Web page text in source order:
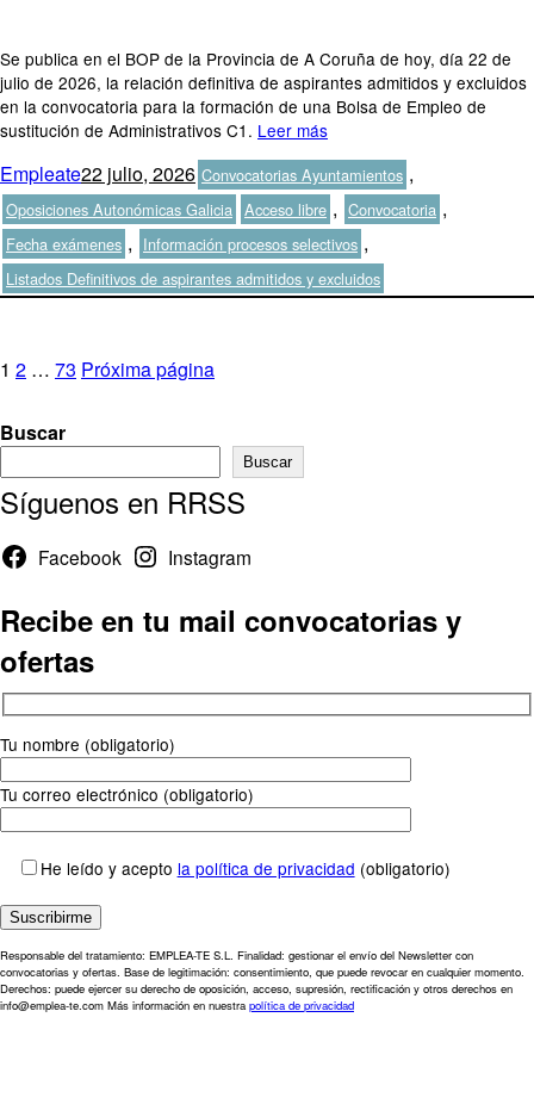
Se publica en el BOP de la Provincia de A Coruña de hoy, día 22 de
julio de 2026, la relación definitiva de aspirantes admitidos y excluidos
en la convocatoria para la formación de una Bolsa de Empleo de
sustitución de Administrativos C1. Leer más
Autor
EmpleatePublicado
el
22 julio, 2026Categorías
Convocatorias Ayuntamientos ,
Oposiciones Autonómicas Galicia Etiquetas
Acceso libre , Convocatoria ,
Fecha exámenes , Información procesos selectivos ,
Listados Definitivos de aspirantes admitidos y excluidos
Paginación
de
entradas
Página
1 Página
2 … Página
73 Próxima página
Buscar
Buscar
Síguenos en RRSS
Facebook Instagram
Recibe en tu mail convocatorias y
ofertas
Tu nombre (obligatorio)
Tu correo electrónico (obligatorio)
He leído y acepto la política de privacidad (obligatorio)
Responsable del tratamiento: EMPLEA-TE S.L. Finalidad: gestionar el envío del Newsletter con
convocatorias y ofertas. Base de legitimación: consentimiento, que puede revocar en cualquier momento.
Derechos: puede ejercer su derecho de oposición, acceso, supresión, rectificación y otros derechos en
info@emplea-te.com Más información en nuestra política de privacidad